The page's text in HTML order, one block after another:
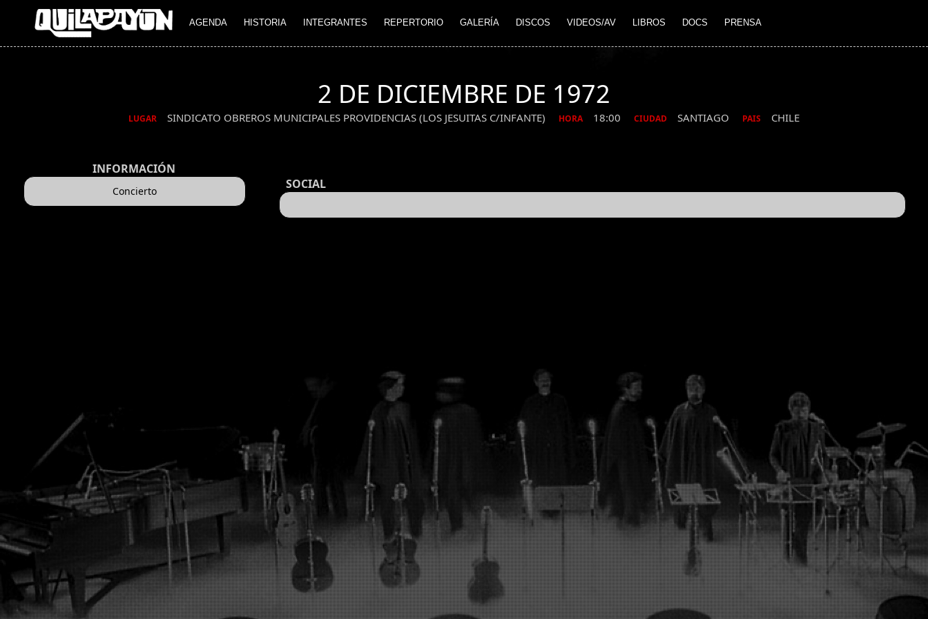
AGENDA HISTORIA INTEGRANTES REPERTORIO GALERÍA DISCOS VIDEOS/AV LIBROS DOCS PRENSA
2 DE DICIEMBRE DE 1972
LUGAR SINDICATO OBREROS MUNICIPALES PROVIDENCIAS (LOS JESUITAS C/INFANTE) HORA 18:00 CIUDAD SANTIAGO PAIS CHILE
INFORMACIÓN
Concierto SOCIAL